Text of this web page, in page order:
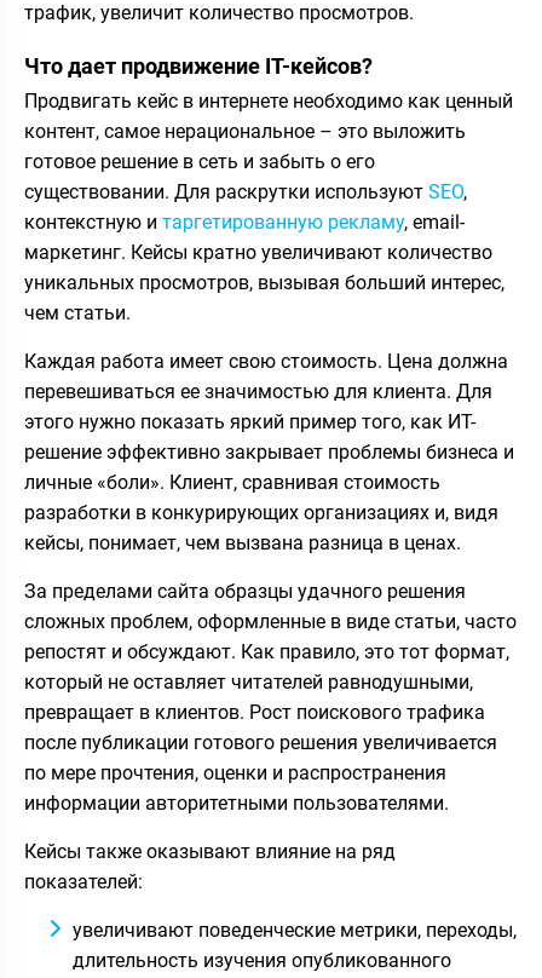
трафик, увеличит количество просмотров.
Что дает продвижение IT-кейсов?
Продвигать кейс в интернете необходимо как ценный
контент, самое нерациональное – это выложить
готовое решение в сеть и забыть о его
существовании. Для раскрутки используют SEO,
контекстную и таргетированную рекламу, email-
маркетинг. Кейсы кратно увеличивают количество
уникальных просмотров, вызывая больший интерес,
чем статьи.
Каждая работа имеет свою стоимость. Цена должна
перевешиваться ее значимостью для клиента. Для
этого нужно показать яркий пример того, как ИТ-
решение эффективно закрывает проблемы бизнеса и
личные «боли». Клиент, сравнивая стоимость
разработки в конкурирующих организациях и, видя
кейсы, понимает, чем вызвана разница в ценах.
За пределами сайта образцы удачного решения
сложных проблем, оформленные в виде статьи, часто
репостят и обсуждают. Как правило, это тот формат,
который не оставляет читателей равнодушными,
превращает в клиентов. Рост поискового трафика
после публикации готового решения увеличивается
по мере прочтения, оценки и распространения
информации авторитетными пользователями.
Кейсы также оказывают влияние на ряд
показателей:
увеличивают поведенческие метрики, переходы,
длительность изучения опубликованного